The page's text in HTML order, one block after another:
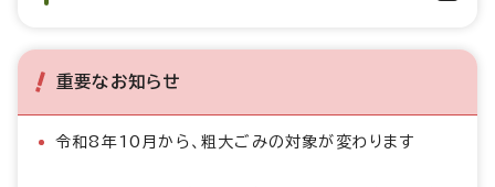
重要なお知らせ
令和8年10月から、粗大ごみの対象が変わります